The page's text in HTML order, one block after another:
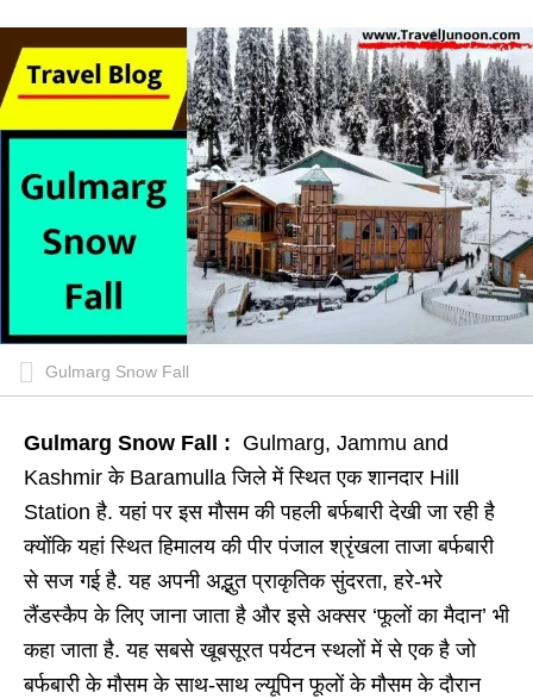
Gulmarg Snow Fall
Gulmarg Snow Fall : Gulmarg, Jammu and
Kashmir के Baramulla जिले में स्थित एक शानदार Hill
Station है. यहां पर इस मौसम की पहली बर्फबारी देखी जा रही है
क्योंकि यहां स्थित हिमालय की पीर पंजाल श्रृंखला ताजा बर्फबारी
से सज गई है. यह अपनी अद्भुत प्राकृतिक सुंदरता, हरे-भरे
लैंडस्कैप के लिए जाना जाता है और इसे अक्सर ‘फूलों का मैदान’ भी
कहा जाता है. यह सबसे खूबसूरत पर्यटन स्थलों में से एक है जो
बर्फबारी के मौसम के साथ-साथ ल्यूपिन फूलों के मौसम के दौरान